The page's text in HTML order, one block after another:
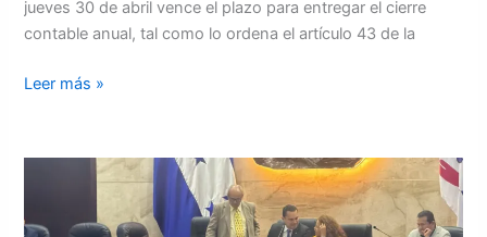
jueves 30 de abril vence el plazo para entregar el cierre
contable anual, tal como lo ordena el artículo 43 de la
Leer más »
juicio